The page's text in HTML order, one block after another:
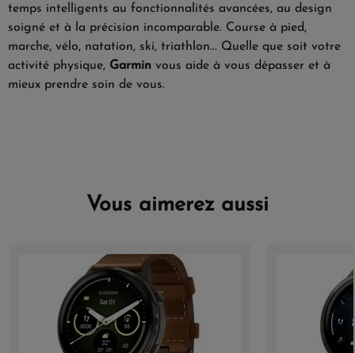
temps intelligents au fonctionnalités avancées, au design
soigné et à la précision incomparable. Course à pied,
marche, vélo, natation, ski, triathlon... Quelle que soit votre
activité physique, Garmin vous aide à vous dépasser et à
mieux prendre soin de vous.
Vous aimerez aussi